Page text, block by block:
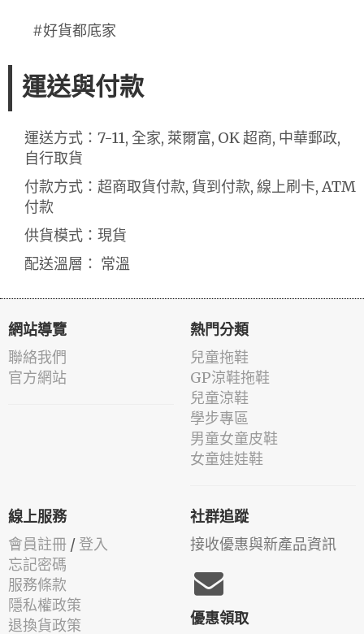
#好貨都底家
運送與付款
運送方式：7-11, 全家, 萊爾富, OK 超商, 中華郵政,
自行取貨
付款方式：超商取貨付款, 貨到付款, 線上刷卡, ATM
付款
供貨模式：現貨
配送溫層： 常溫
網站導覽
聯絡我們
官方網站
熱門分類
兒童拖鞋
GP涼鞋拖鞋
兒童涼鞋
學步專區
男童女童皮鞋
女童娃娃鞋
線上服務
會員註冊 / 登入
忘記密碼
服務條款
隱私權政策
退換貨政策
社群追蹤
接收優惠與新產品資訊
優惠領取